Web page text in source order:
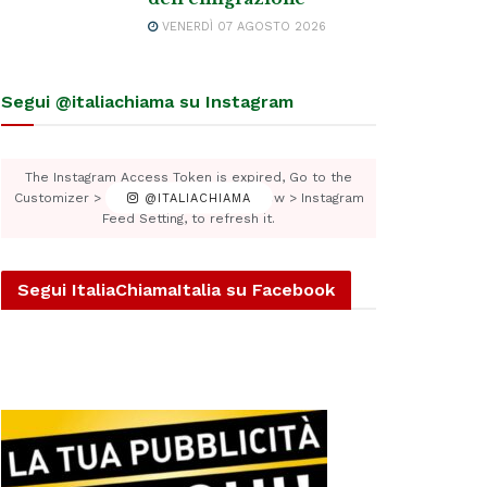
VENERDÌ 07 AGOSTO 2026
Segui @italiachiama su Instagram
@ITALIACHIAMA
The Instagram Access Token is expired, Go to the
Customizer > JNews : Social, Like & View > Instagram
Feed Setting, to refresh it.
Segui ItaliaChiamaItalia su Facebook